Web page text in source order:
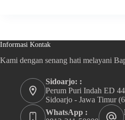
Informasi Kontak
Kami dengan senang hati melayani
Sidoarjo: :
Perum Puri Indah ED
Sidoarjo - Jawa Timur
WhatsApp :